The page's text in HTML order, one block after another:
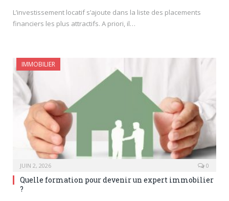
L’investissement locatif s’ajoute dans la liste des placements
financiers les plus attractifs. A priori, il…
IMMOBILIER
JUIN 2, 2026 0
Quelle formation pour devenir un expert immobilier
?